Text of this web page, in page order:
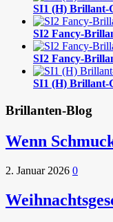
SI1 (H)
SI2 Fancy-
SI2 Fancy-
SI1 (H)
Brillanten-Blog
Wenn
2. Januar 2026 0